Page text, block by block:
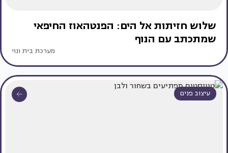
שלוש חזיתות אל הים: הפנטהאוז החיפאי
שמתכתב עם הנוף
מערכת בית ונוי
עיצוב פנים